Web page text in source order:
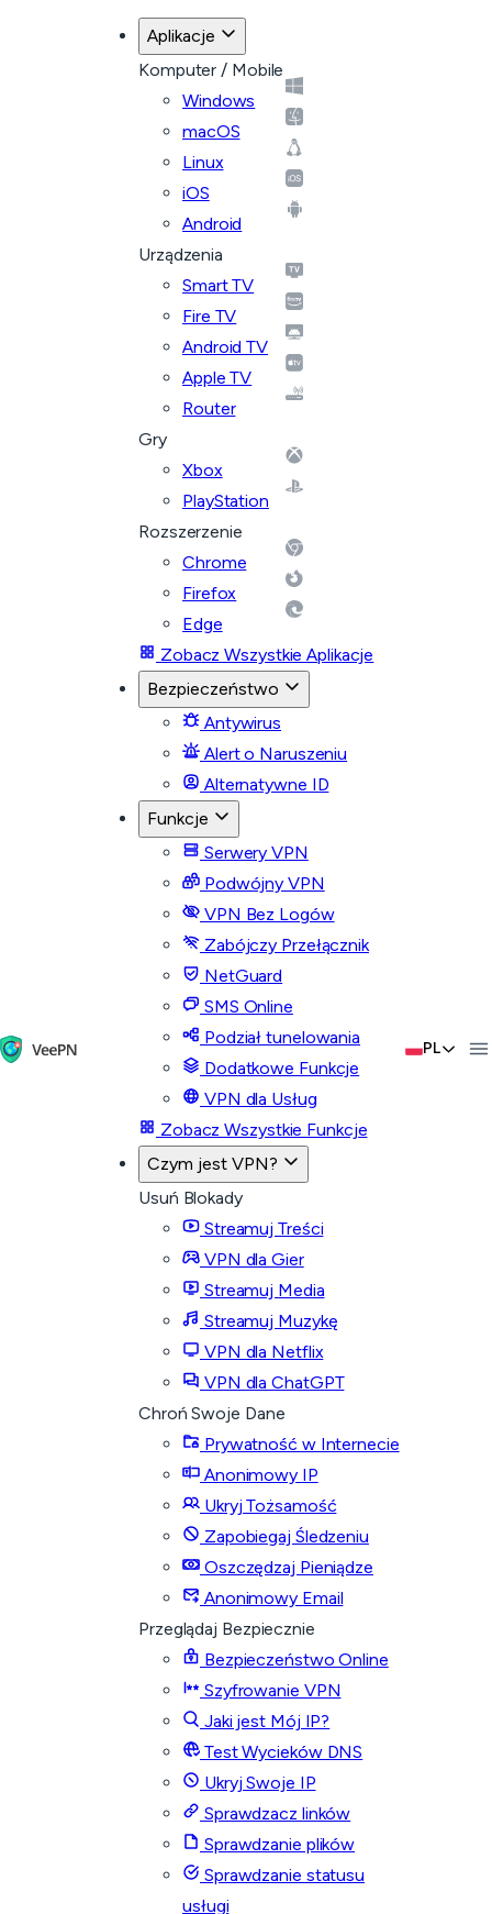
Aplikacje
Komputer / Mobile
Windows
macOS
Linux
iOS
Android
Urządzenia
Smart TV
Fire TV
Android TV
Apple TV
Router
Gry
Xbox
PlayStation
Rozszerzenie
Chrome
Firefox
Edge
Zobacz Wszystkie Aplikacje
Bezpieczeństwo
Antywirus
Alert o Naruszeniu
Alternatywne ID
Funkcje
Serwery VPN
Podwójny VPN
VPN Bez Logów
Zabójczy Przełącznik
NetGuard
SMS Online
Podział tunelowania
Dodatkowe Funkcje
VPN dla Usług
Zobacz Wszystkie Funkcje
Czym jest VPN?
Usuń Blokady
Streamuj Treści
VPN dla Gier
Streamuj Media
Streamuj Muzykę
VPN dla Netflix
VPN dla ChatGPT
Chroń Swoje Dane
Prywatność w Internecie
Anonimowy IP
Ukryj Tożsamość
Zapobiegaj Śledzeniu
Oszczędzaj Pieniądze
Anonimowy Email
Przeglądaj Bezpiecznie
Bezpieczeństwo Online
Szyfrowanie VPN
Jaki jest Mój IP?
Test Wycieków DNS
Ukryj Swoje IP
Sprawdzacz linków
Sprawdzanie plików
Sprawdzanie statusu
usługi
PL